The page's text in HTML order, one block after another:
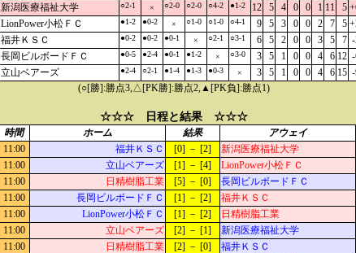
新潟医療福祉大学 ○2-1 × ○2-0 ○2-0 ○4-2 ●1-2 12 5 4 0 0 1 11 5
LionPower小松ＦＣ ●1-2 ●0-2 × ○1-0 ○1-0 ○4-1 9 5 3 0 0 2 7 5
福井ＫＳＣ ●0-2 ●0-2 ●0-1 × ○2-1 ○3-1 6 5 2 0 0 3 5 7
長岡ビルボードＦＣ ●0-5 ●2-4 ●0-1 ●1-2 × ○3-0 3 5 1 0 0 4 6 12
立山ベアーズ ●2-4 ○2-1 ●1-4 ●1-3 ●0-3 × 3 5 1 0 0 4 6 15
(○[勝]:勝点3,△[PK勝]:勝点2,▲[PK負]:勝点1)
☆☆☆ 日程と結果 ☆☆☆
時間 ホーム 結果 アウェイ
11:00 福井ＫＳＣ [0] － [2] 新潟医療福祉大学
11:00 立山ベアーズ [1] － [4] LionPower小松ＦＣ
11:00 日精樹脂工業 [5] － [0] 長岡ビルボードＦＣ
11:00 長岡ビルボードＦＣ [1] － [2] 福井ＫＳＣ
11:00 LionPower小松ＦＣ [1] － [2] 日精樹脂工業
11:00 立山ベアーズ [2] － [1] 新潟医療福祉大学
11:00 日精樹脂工業 [2] － [0] 福井ＫＳＣ